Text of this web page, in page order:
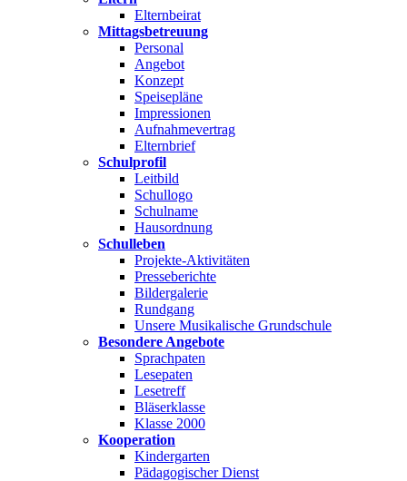
Elternbeirat
Mittagsbetreuung
Personal
Angebot
Konzept
Speisepläne
Impressionen
Aufnahmevertrag
Elternbrief
Schulprofil
Leitbild
Schullogo
Schulname
Hausordnung
Schulleben
Projekte-Aktivitäten
Presseberichte
Bildergalerie
Rundgang
Unsere Musikalische Grundschule
Besondere Angebote
Sprachpaten
Lesepaten
Lesetreff
Bläserklasse
Klasse 2000
Kooperation
Kindergarten
Pädagogischer Dienst